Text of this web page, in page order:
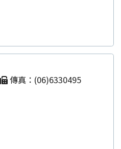
傳真：(06)6330495